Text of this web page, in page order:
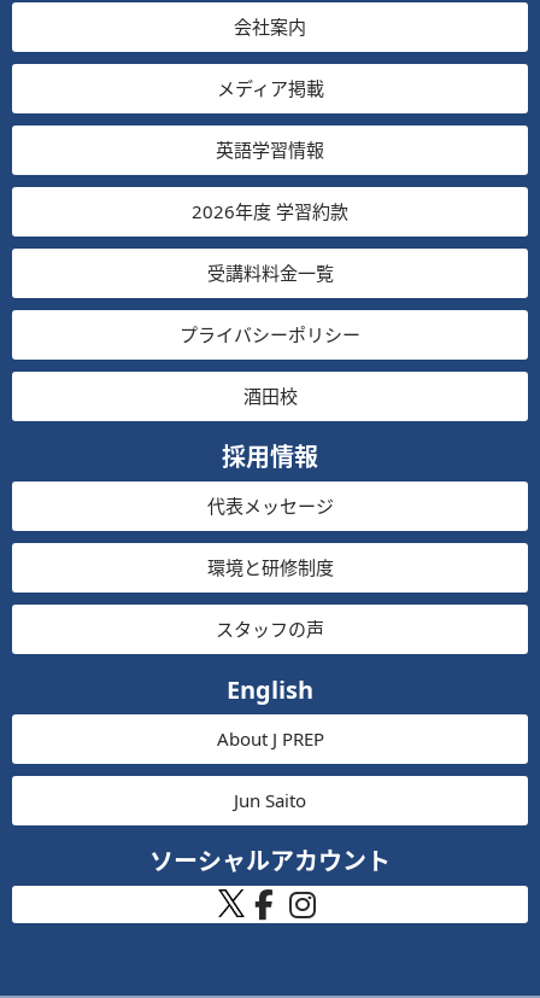
会社案内
メディア掲載
英語学習情報
2026年度 学習約款
受講料料金一覧
プライバシーポリシー
酒田校
採用情報
代表メッセージ
環境と研修制度
スタッフの声
English
About J PREP
Jun Saito
ソーシャルアカウント